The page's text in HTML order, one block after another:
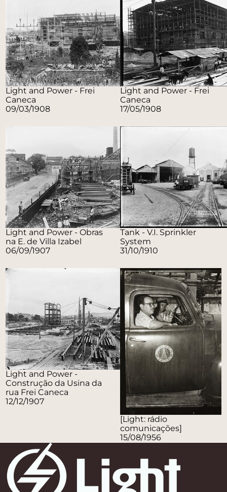
Light and Power - Frei
Caneca
09/03/1908
Light and Power - Frei
Caneca
17/05/1908
Light and Power - Obras
na E. de Villa Izabel
06/09/1907
Tank - V.I. Sprinkler
System
31/10/1910
Light and Power -
Construção da Usina da
rua Frei Caneca
12/12/1907
[Light: rádio
comunicações]
15/08/1956